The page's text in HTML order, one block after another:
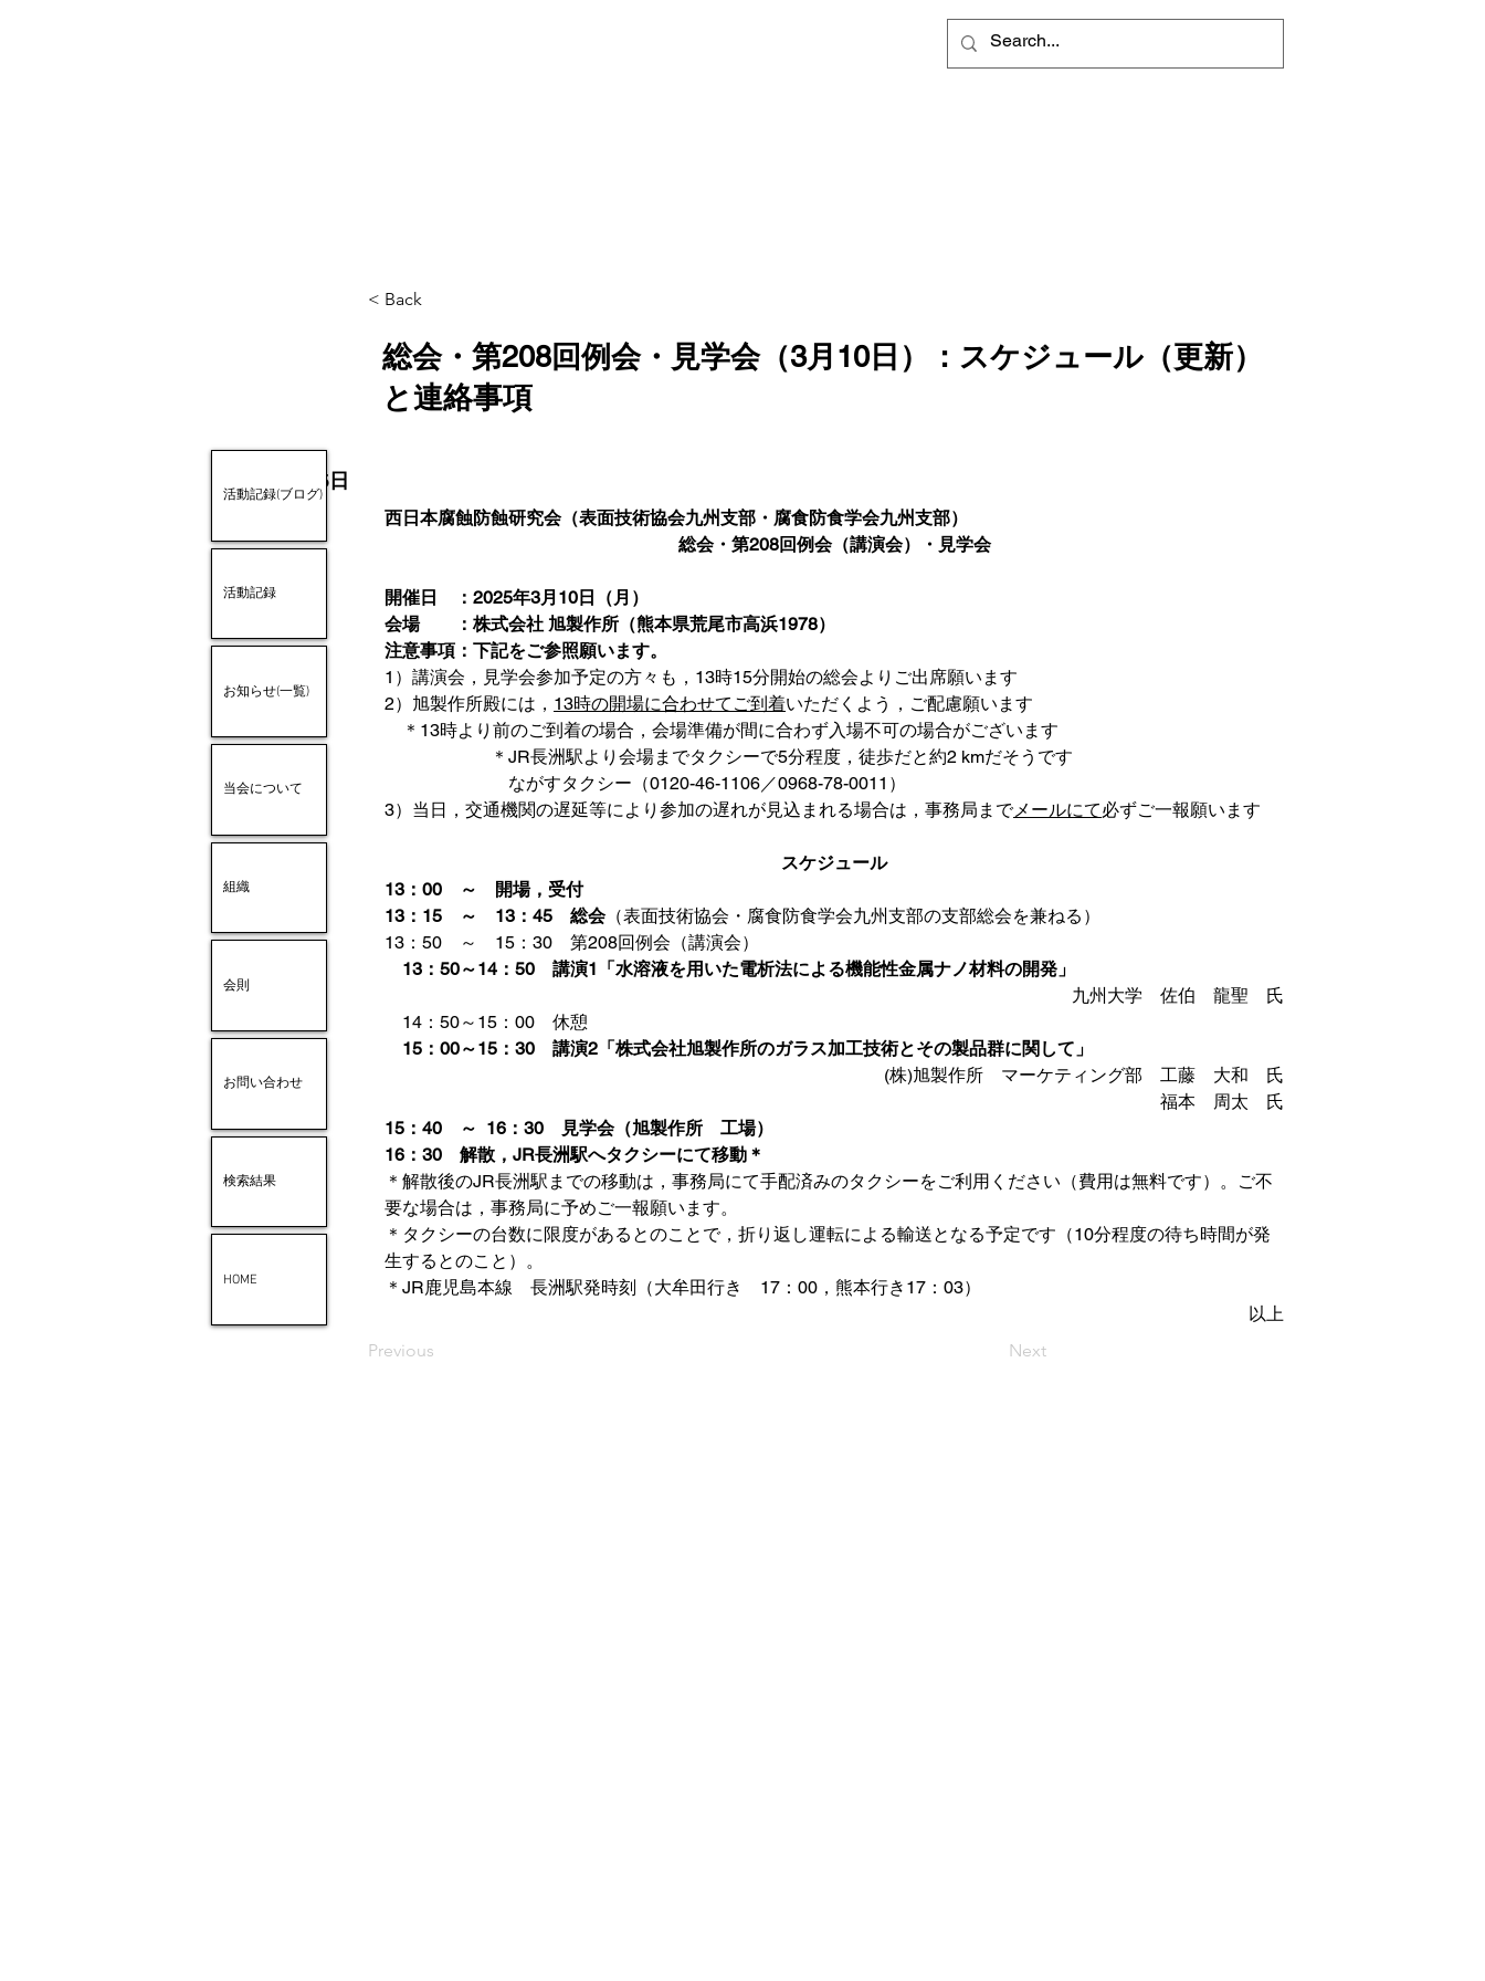
< Back
総会・第208回例会・見学会（3月10日）：スケジュール（更新）
と連絡事項
2025年2月15日
西日本腐蝕防蝕研究会（表面技術協会九州支部・腐食防食学会九州支部）
総会・第208回例会（講演会）・見学会
開催日　：2025年3月10日（月）
会場　　：株式会社 旭製作所（熊本県荒尾市高浜1978）
注意事項：下記をご参照願います。
1）講演会，見学会参加予定の方々も，13時15分開始の総会よりご出席願います
2）旭製作所殿には， 13時の開場に合わせてご到着いただくよう，ご配慮願います
＊13時より前のご到着の場合，会場準備が間に合わず入場不可の場合がございます
＊JR長洲駅より会場までタクシーで5分程度，徒歩だと約2 kmだそうです
ながすタクシー（0120-46-1106／0968-78-0011）
3）当日，交通機関の遅延等により参加の遅れが見込まれる場合は，事務局までメールにて必ずご一報願います
スケジュール
13：00　～　開場，受付
13：15　～　13：45　総会（表面技術協会・腐食防食学会九州支部の支部総会を兼ねる）
13：50　～　15：30　第208回例会（講演会）
13：50～14：50　講演1「水溶液を用いた電析法による機能性金属ナノ材料の開発」
九州大学　佐伯　龍聖　氏
14：50～15：00　休憩
15：00～15：30　講演2「株式会社旭製作所のガラス加工技術とその製品群に関して」
(株)旭製作所　マーケティング部　工藤　大和　氏
福本　周太　氏
15：40　～  16：30　見学会（旭製作所　工場）
16：30　解散，JR長洲駅へタクシーにて移動＊
＊解散後のJR長洲駅までの移動は，事務局にて手配済みのタクシーをご利用ください（費用は無料です）。ご不
要な場合は，事務局に予めご一報願います。
＊タクシーの台数に限度があるとのことで，折り返し運転による輸送となる予定です（10分程度の待ち時間が発
生するとのこと）。
＊JR鹿児島本線　長洲駅発時刻（大牟田行き　17：00，熊本行き17：03）
以上
Previous
Next
活動記録(ブログ)
活動記録
お知らせ(一覧)
当会について
組織
会則
お問い合わせ
検索結果
HOME